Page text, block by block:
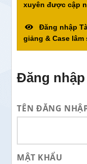
xuyên được cập
Đăng nhập
giảng & Case lâm
Đăng
TÊN ĐĂNG
MẬT KHẨU